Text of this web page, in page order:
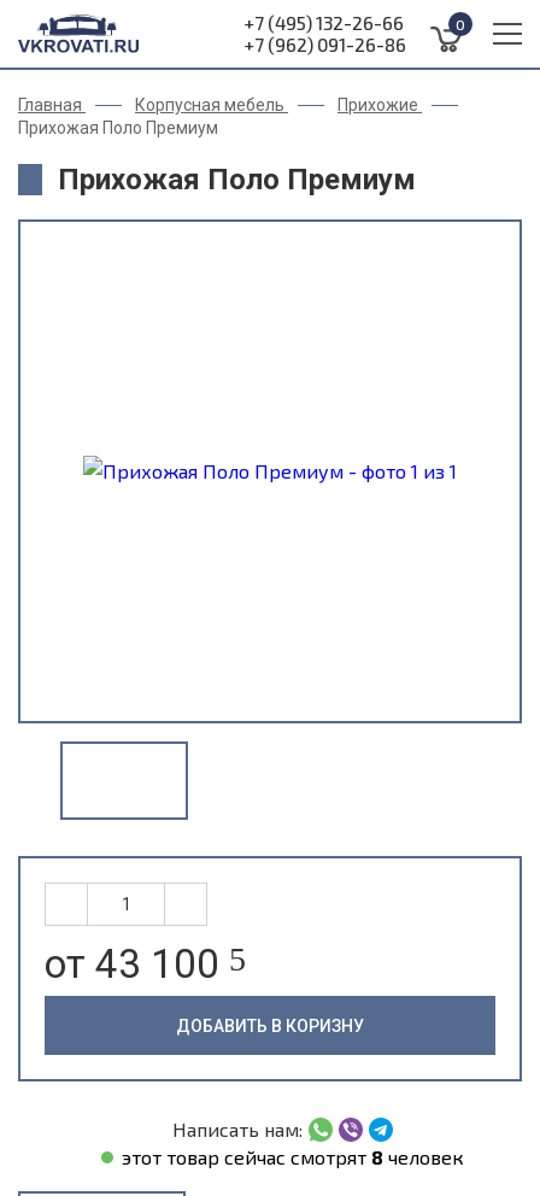
+7 (495) 132-26-66
+7 (962) 091-26-86
0
Главная Корпусная мебель
Прихожие
Прихожая Поло Премиум
Прихожая Поло Премиум
от 43 100 5
ДОБАВИТЬ В КОРИЗНУ
Написать нам:
этот товар сейчас смотрят 8 человек